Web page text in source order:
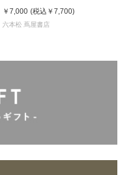
￥7,000 (税込 ￥7,700)
六本松 蔦屋書店